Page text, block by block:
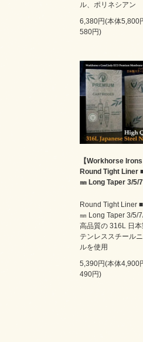
ル、ポリネシアン
6,380円(本体5,800
580円)
【Workhorse
Round Tight Liner
㎜ Long Taper 3/5/
Round Tight Liner
㎜ Long Taper 3/5/
高品質の 316L 日
テンレススチール
ルを使用
5,390円(本体4,900
490円)